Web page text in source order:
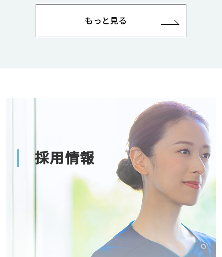
もっと見る
採用情報